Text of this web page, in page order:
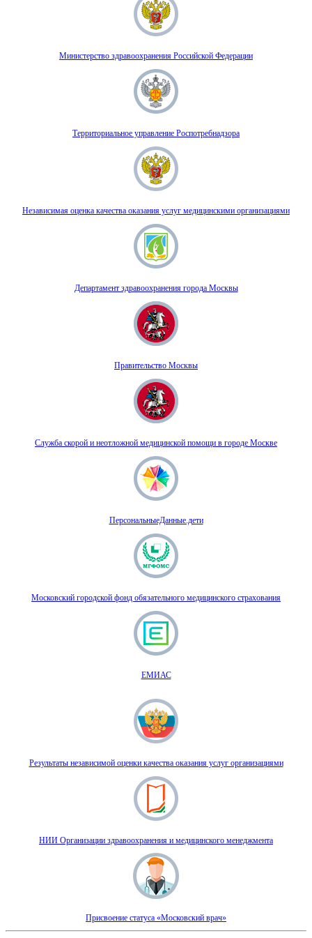
Министерство здравоохранения Российской Федерации
Территориальное управление Роспотребнадзора
Независимая оценка качества оказания услуг медицинскими организациями
Департамент здравоохранения города Москвы
Правительство Москвы
Служба скорой и неотложной медицинской помощи в городе Москве
ПерсональныеДанные.дети
Московский городской фонд обязательного медицинского страхования
ЕМИАС
Результаты независимой оценки качества оказания услуг организациями
НИИ Организации здравоохранения и медицинского менеджмента
Присвоение статуса «Московский врач»